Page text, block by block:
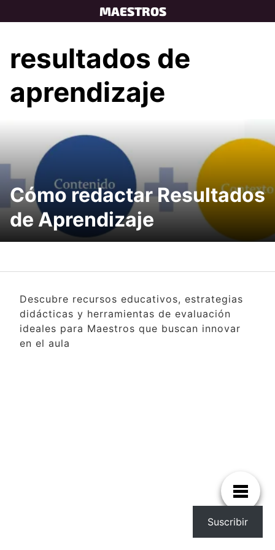
to
MAESTROS
resultados de
aprendizaje
Cómo redactar Resultados
de Aprendizaje
Descubre recursos educativos, estrategias
didácticas y herramientas de evaluación
ideales para Maestros que buscan innovar
en el aula
Suscribir